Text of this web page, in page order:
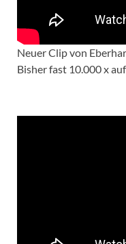
Neuer Clip von
Bisher fast 10.000 x